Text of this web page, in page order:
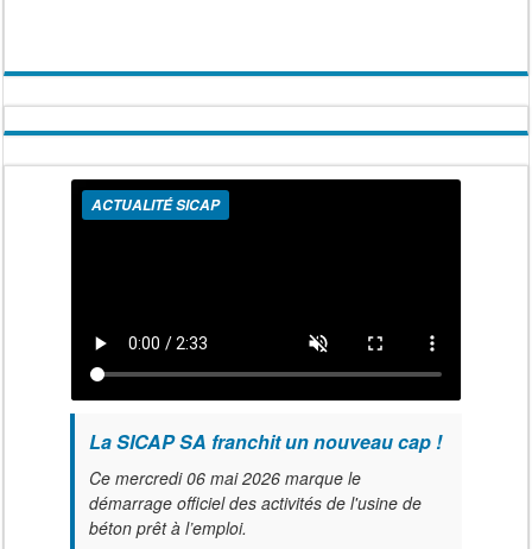
ACTUALITÉ SICAP
La SICAP SA franchit un nouveau cap !
Ce mercredi 06 mai 2026 marque le
démarrage officiel des activités de l'usine de
béton prêt à l’emploi.